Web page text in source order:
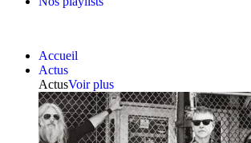
Accueil
Actus
ActusVoir plus